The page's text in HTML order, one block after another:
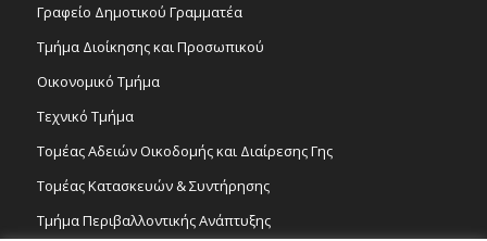
Γραφείο Δημοτικού Γραμματέα
Τμήμα Διοίκησης και Προσωπικού
Οικονομικό Τμήμα
Τεχνικό Τμήμα
Τομέας Αδειών Οικοδομής και Διαίρεσης Γης
Τομέας Κατασκευών & Συντήρησης
Τμήμα Περιβαλλοντικής Ανάπτυξης